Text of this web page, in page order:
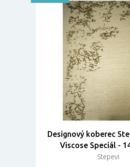
Designový koberec
Viscose Speciál -
Stepevi